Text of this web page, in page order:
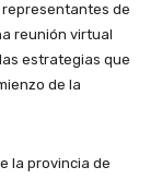
representantes de
reunión virtual
estrategias que
de la
la provincia de